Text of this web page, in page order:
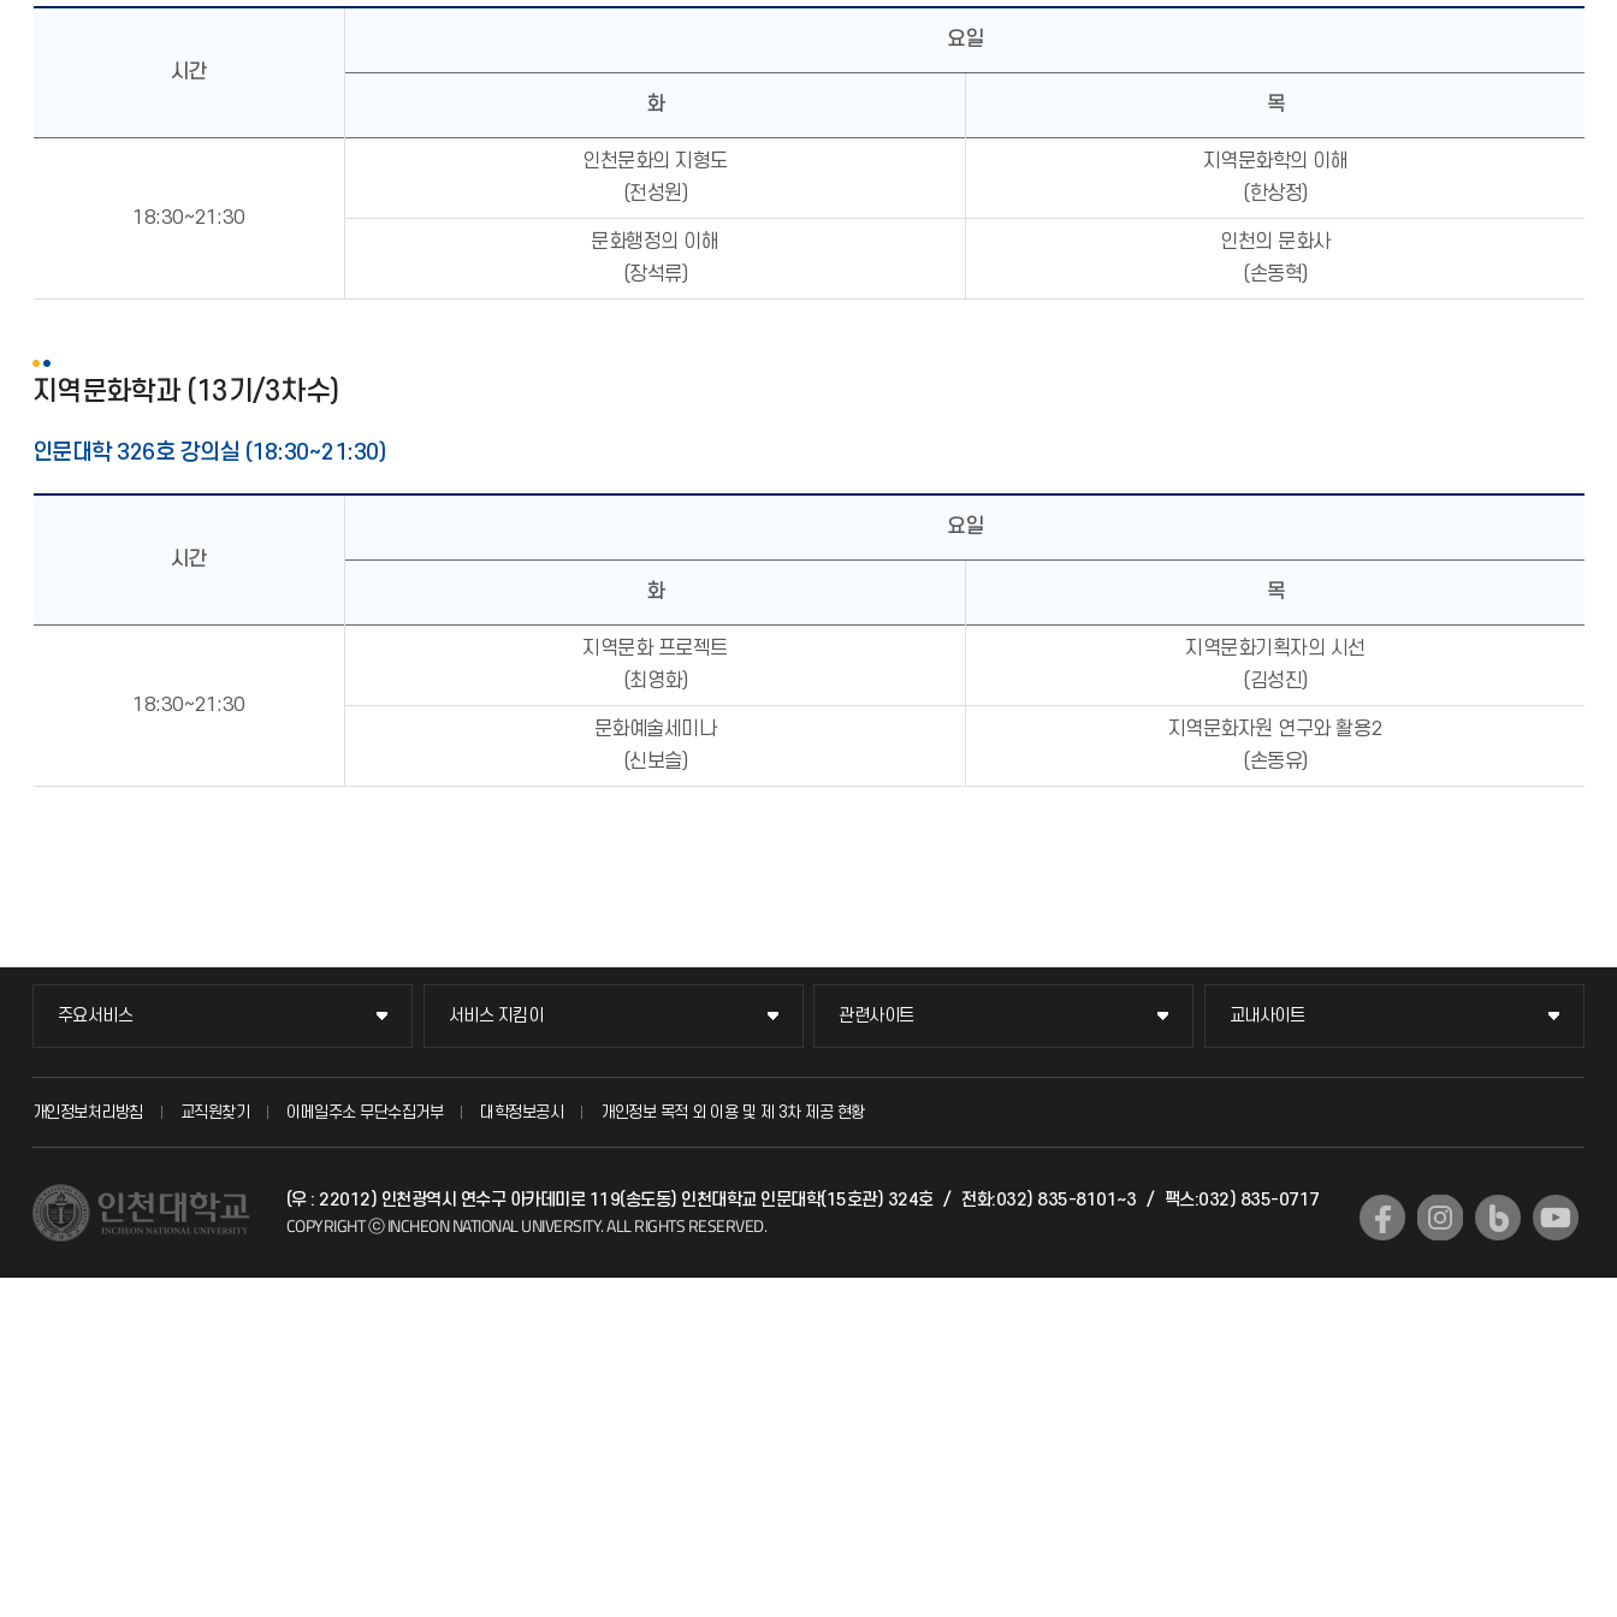
시간
요일
화 목
18:30∼21:30
인천문화의 지형도
(전성원)
지역문화학의 이해
(한상정)
문화행정의 이해
(장석류)
인천의 문화사
(손동혁)
지역문화학과 (13기/3차수)
인문대학 326호 강의실 (18:30∼21:30)
시간
요일
화 목
18:30∼21:30
지역문화 프로젝트
(최영화)
지역문화기획자의 시선
(김성진)
문화예술세미나
(신보슬)
지역문화자원 연구와 활용2
(손동유)
주요서비스
주요서비스
교무회의방송
시설예약
서비스 지킴이
서비스 지킴이
묻고 답하기
자주 묻는 질문(FAQ)
관련사이트
관련사이트
국방헬프콜
산학협력단
교내사이트
교내사이트
교수회
국제교류과
개인정보처리방침 교직원찾기 이메일주소 무단수집거부 대학정보공시 개인정보 목적 외 이용 및 제 3차 제공 현황
(우 : 22012) 인천광역시 연수구 아카데미로 119(송도동) 인천대학교 인문대학(15호관) 324호 / 전화:032) 835-8101~3 / 팩스:032) 835-0717
COPYRIGHT ⓒ INCHEON NATIONAL UNIVERSITY.ALL RIGHTS RESERVED.